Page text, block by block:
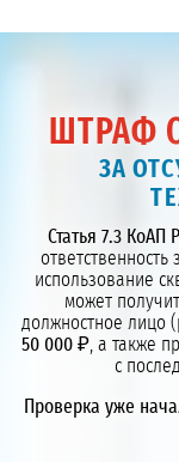
ШТРАФ
ЗА
Статья 7.3 КоАП
использование
может
должностное лицо
50 000 ₽, а также
с
Проверка уже